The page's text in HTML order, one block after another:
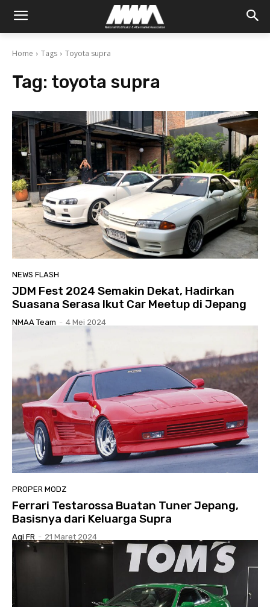
Home Tags Toyota supra
Tag: toyota supra
NEWS FLASH
JDM Fest 2024 Semakin Dekat, Hadirkan
Suasana Serasa Ikut Car Meetup di Jepang
NMAA Team - 4 Mei 2024
PROPER MODZ
Ferrari Testarossa Buatan Tuner Jepang,
Basisnya dari Keluarga Supra
Agi FR - 21 Maret 2024